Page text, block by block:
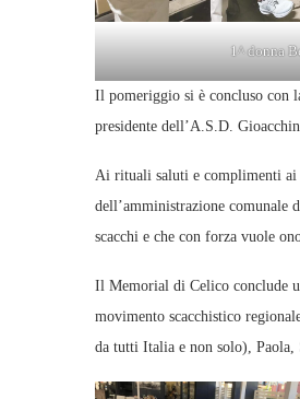
1^ donna
Il pomeriggio si è concluso con
presidente dell’A.S.D.
Ai rituali saluti e complimenti ai
dell’amministrazione comunale
scacchi e che con forza vuole
Il Memorial di Celico conclude
movimento scacchistico
da tutti Italia e non solo), Paola,